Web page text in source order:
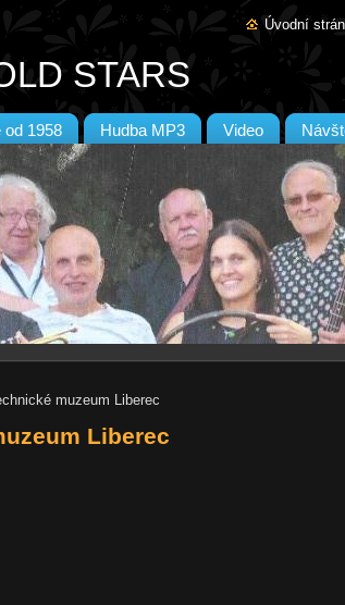
Úvodní
STARS
od 1958 Hudba MP3 Video
muzeum Liberec
Liberec